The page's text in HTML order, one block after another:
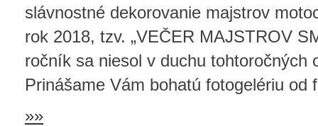
slávnostné dekorovanie majstrov
rok 2018, tzv. „VEČER MAJSTROV
ročník sa niesol v duchu tohtoročných
Prinášame Vám bohatú fotogelériu od
»»